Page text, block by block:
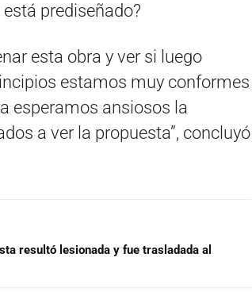
prediseñado?
esta obra y ver si luego
estamos muy conformes
esperamos ansiosos la
a ver la propuesta”, concluyó
resultó lesionada y fue trasladada al